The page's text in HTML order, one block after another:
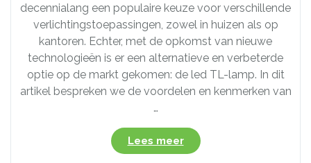
decennialang een populaire keuze voor verschillende
verlichtingstoepassingen, zowel in huizen als op
kantoren. Echter, met de opkomst van nieuwe
technologieën is er een alternatieve en verbeterde
optie op de markt gekomen: de led TL-lamp. In dit
artikel bespreken we de voordelen en kenmerken van
…
Lees meer“Bespaar
energie